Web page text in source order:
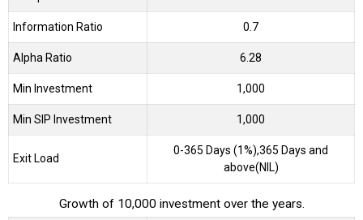
Information Ratio 0.7
Alpha Ratio 6.28
Min Investment 1,000
Min SIP Investment 1,000
Exit Load
0-365 Days (1%),365 Days and
above(NIL)
Growth of 10,000 investment over the years.